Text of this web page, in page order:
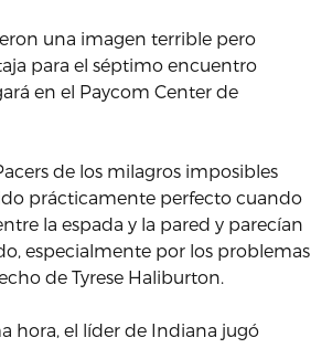
una imagen terrible pero
para el séptimo encuentro
en el Paycom Center de
de los milagros imposibles
prácticamente perfecto cuando
la espada y la pared y parecían
especialmente por los problemas
de Tyrese Haliburton.
hora, el líder de Indiana jugó